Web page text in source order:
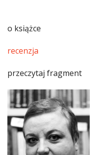
o książce
recenzja
przeczytaj fragment